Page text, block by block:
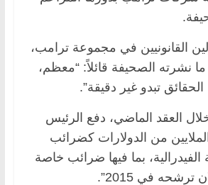
القانونيين في مجموعة ترامب،
نشرته الصحيفة قائلاً: “معظم،
تبدو غير دقيقة”.
العقد الماضي، دفع الرئيس
من الدولارات كضرائب
بما فيها ضرائب خاصة
ترشحه في 2015”.